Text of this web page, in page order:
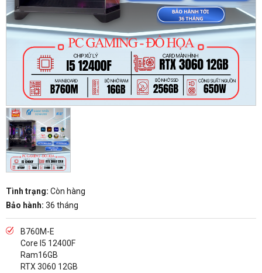
Tình trạng: Còn hàng
Bảo hành: 36 tháng
B760M-E
Core I5 12400F
Ram16GB
RTX 3060 12GB